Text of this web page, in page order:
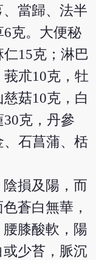
當歸、法半
6克。大便秘
15克；淋巴
朮10克，牡
菇10克，白
克，丹參
、石菖蒲、栝
陰損及陽，而
蒼白無華，
膝酸軟，陽
少苔，脈沉